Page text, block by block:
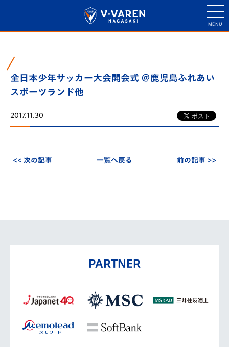
全日本少年サッカー大会開会式 ＠鹿児島ふれあい
スポーツランド他
2017.11.30
<< 次の記事 一覧へ戻る 前の記事 >>
PARTNER